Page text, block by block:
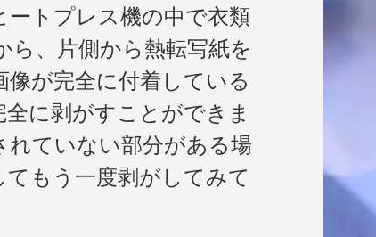
ートプレス機の中で衣類
ら、片側から熱転写紙を
が完全に付着している
に剥がすことができま
れていない部分がある場
もう一度剥がしてみて